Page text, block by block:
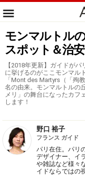
モンマルトル
スポット＆治安
【2018年更新】ガイドが
に挙げるのがここモンマル
「Mont des Martyrs（「殉
名の由来。モンマルトルの
メリ」の舞台になったカフ
します！
野口 裕子
フランス ガイド
パリ在住。パリ
デザイナー、イ
や雑誌など様々
イドならではの